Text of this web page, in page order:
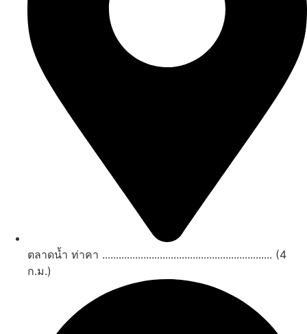
ตลาดน้ำ ท่าคา .............................................................. (4
ก.ม.)